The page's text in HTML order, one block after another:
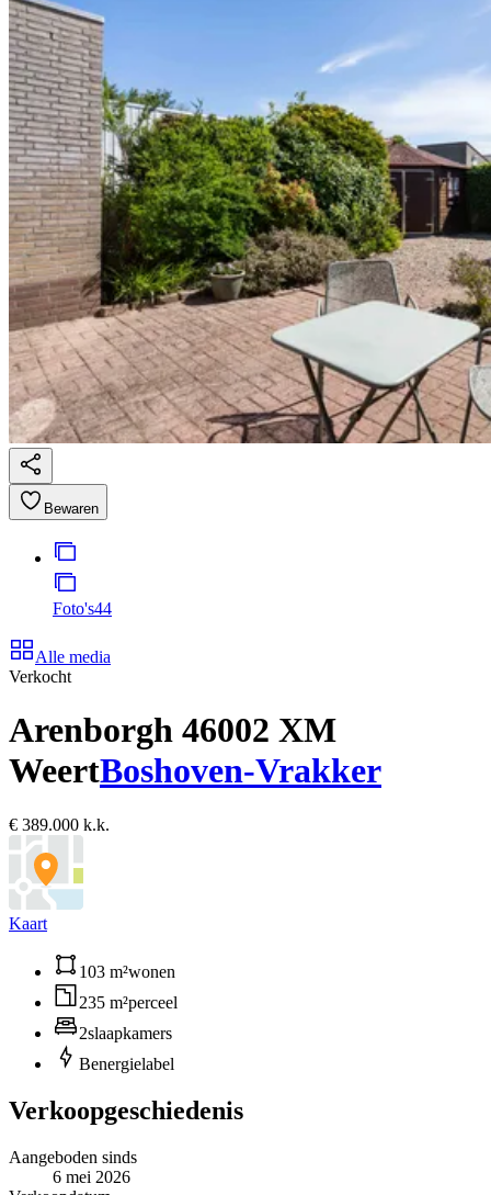
Bewaren
Foto's44
Alle media
Verkocht
Arenborgh 46002 XM
WeertBoshoven-Vrakker
€ 389.000 k.k.
Kaart
103 m²wonen
235 m²perceel
2slaapkamers
Benergielabel
Verkoopgeschiedenis
Aangeboden sinds
6 mei 2026